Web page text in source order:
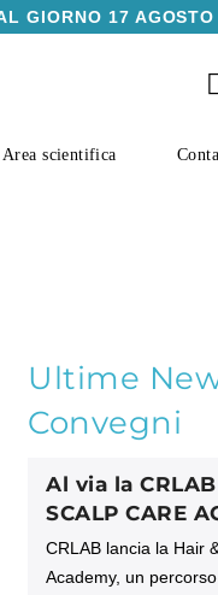
GIORNO 17
Area scientifica
Ultime
Convegni
Al via la
SCALP CARE
CRLAB lancia la Hair
Academy, un